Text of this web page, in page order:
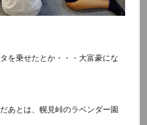
を乗せたとか・・・大富豪にな
あとは、幌見峠のラベンダー園